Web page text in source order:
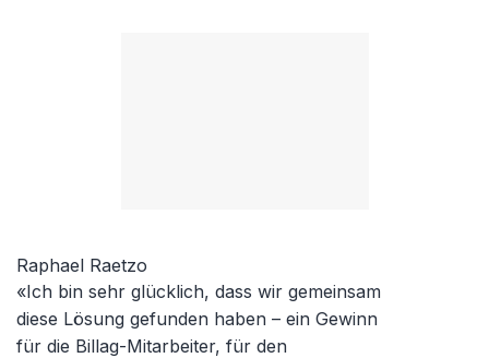
Raphael Raetzo
«Ich bin sehr glücklich, dass wir gemeinsam
diese Lösung gefunden haben – ein Gewinn
für die Billag-Mitarbeiter, für den